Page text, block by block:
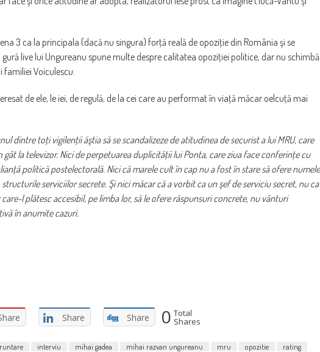
3 ca la principala (dacă nu singura) forţă reală de opoziţie din România şi se
live lui Ungureanu spune multe despre calitatea opoziţiei politice, dar nu schimbă
Voiculescu.
de ele, le iei, de regulă, de la cei care au performat în viaţă măcar oelcuţă mai
dintre toţi vigilenţii ăştia să se scandalizeze de atitudinea de securist a lui MRU, care
gât la televizor. Nici de perpetuarea duplicităţii lui Ponta, care ziua face conferinţe cu
politică postelectorală. Nici că marele cult în cap nu a fost în stare să ofere numele
serviciilor secrete. Şi nici măcar că a vorbit ca un şef de serviciu secret, nu ca
l plătesc accesibil, pe limba lor, să le ofere răspunsuri concrete, nu vânturi
în anumite cazuri.
Share Share 0 Total
Shares
interviu mihai gadea mihai razvan ungureanu mru opozitie
rating